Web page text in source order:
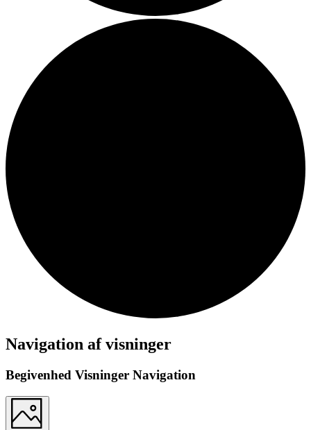
Begivenheder
Navigation af visninger
Begivenhed Visninger Navigation